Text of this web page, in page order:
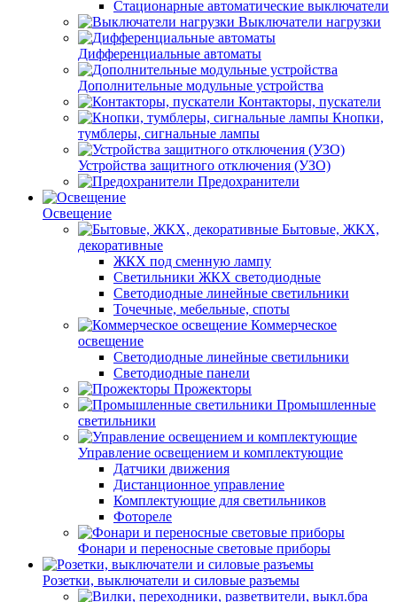
Стационарные автоматические выключатели
Выключатели нагрузки
Дифференциальные автоматы
Дополнительные модульные устройства
Контакторы, пускатели
Кнопки,
тумблеры, сигнальные лампы
Устройства защитного отключения (УЗО)
Предохранители
Освещение
Бытовые, ЖКХ,
декоративные
ЖКХ под сменную лампу
Светильники ЖКХ светодиодные
Светодиодные линейные светильники
Точечные, мебельные, споты
Коммерческое
освещение
Светодиодные линейные светильники
Светодиодные панели
Прожекторы
Промышленные
светильники
Управление освещением и комплектующие
Датчики движения
Дистанционное управление
Комплектующие для светильников
Фотореле
Фонари и переносные световые приборы
Розетки, выключатели и силовые разъемы